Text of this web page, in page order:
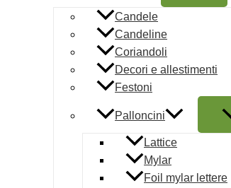
Candele
Candeline
Coriandoli
Decori e allestimenti
Festoni
Palloncini
Lattice
Mylar
Foil mylar lettere
Spedizione a partire da
€7,00 | Ritiro in sede gratuito
Disponibilità: Solo 1 pezzi
6 CANDELE CONICHE ORO